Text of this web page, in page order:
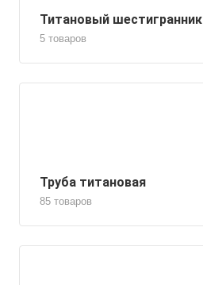
Титановый шестигранник
5 товаров
Труба титановая
85 товаров